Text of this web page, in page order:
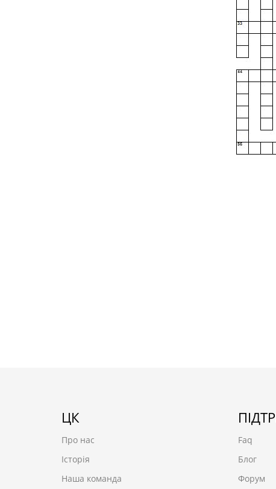
ЦК
Про нас
Історія
Наша команда
Faq
Блог
Форум